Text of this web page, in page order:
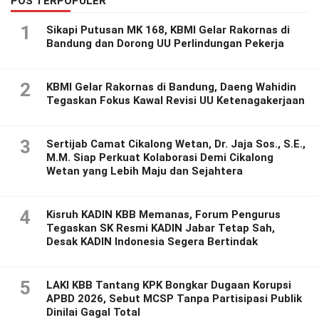
1
Sikapi Putusan MK 168, KBMI Gelar Rakornas di
Bandung dan Dorong UU Perlindungan Pekerja
2
KBMI Gelar Rakornas di Bandung, Daeng Wahidin
Tegaskan Fokus Kawal Revisi UU Ketenagakerjaan
3
Sertijab Camat Cikalong Wetan, Dr. Jaja Sos., S.E.,
M.M. Siap Perkuat Kolaborasi Demi Cikalong
Wetan yang Lebih Maju dan Sejahtera
4
Kisruh KADIN KBB Memanas, Forum Pengurus
Tegaskan SK Resmi KADIN Jabar Tetap Sah,
Desak KADIN Indonesia Segera Bertindak
5
LAKI KBB Tantang KPK Bongkar Dugaan Korupsi
APBD 2026, Sebut MCSP Tanpa Partisipasi Publik
Dinilai Gagal Total